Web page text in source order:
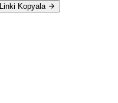
Linki Kopyala